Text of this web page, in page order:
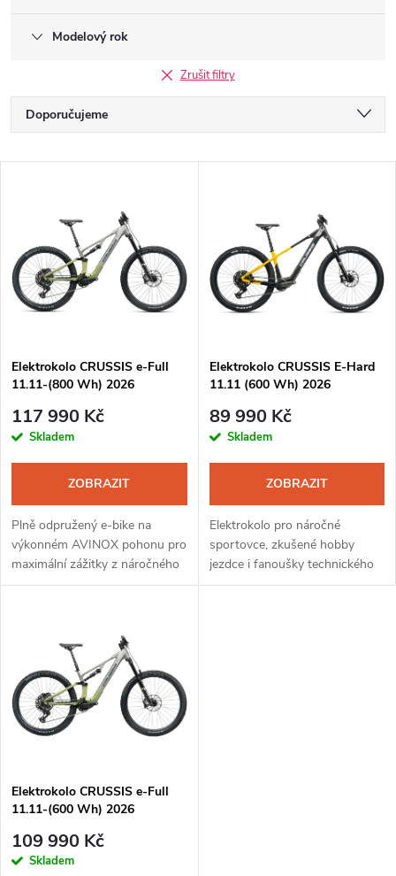
Modelový rok
Zrušit filtry
Ř
a
e
n
p
r
o
d
u
ů
Doporučujeme
Nejprodávanější
Abecedně
p
i
s
p
r
d
u
t
ů
Elektrokolo CRUSSIS e-Full
11.11-(800 Wh) 2026
117 990 Kč
Skladem
ZOBRAZIT
Plně odpružený e-bike na
výkonném AVINOX pohonu pro
maximální zážitky z náročného
terénu.
Elektrokolo CRUSSIS E-Hard
11.11 (600 Wh) 2026
89 990 Kč
Skladem
ZOBRAZIT
Elektrokolo pro náročné
sportovce, zkušené hobby
jezdce i fanoušky technického
trailového ježdění.
Elektrokolo CRUSSIS e-Full
11.11-(600 Wh) 2026
109 990 Kč
Skladem